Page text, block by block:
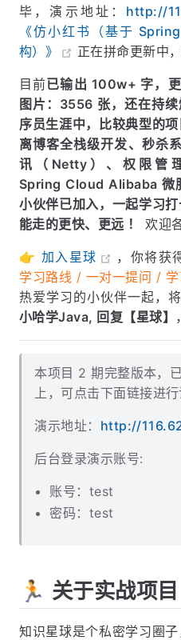
🎯 2.0 版本专栏目录
👨🏻‍💻 适用人群
❓ 关于答疑
😃 加微信咨询
毕，演示地址： http://
《仿小红书（基于
构）》
正在拼命更新中
目前已输出 100w+ 字，
图片：3556 张，还在持
序员生涯中，比较典型的
离博客全栈级开发、秒杀
讯（Netty）、权限管
Spring Cloud Alibaba
小伙伴已加入，一起学习
能走的更快、更远 ！
欢迎
👉 加入星球 ，你将获
学习路线 / 一对一提问 /
热爱学习的小伙伴一起，
小哈学Java, 回复【星球】
本项目 2 期完整版本，
上，可点击下面链接进
演示地址： http://
后台登录演示账号:
账号：test
密码：test
🏃 关于实战项目
知识星球是个私密学习圈